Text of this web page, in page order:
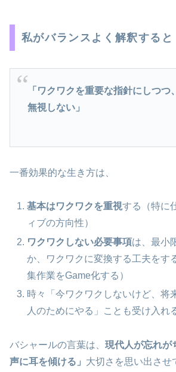
私がバランスよく解釈すると
「ワクワクを重要な指針にしつつ
無視しない」
一番効果的な生き方は、
基本はワクワクを重視する（特に
ィブの方向性）
ワクワクしない必要事項は、最小
か、ワクワクに変換する工夫をす
集作業をGame化する）
時々「今ワクワクしないけど、将
人のためにやる」ことも受け入れ
バシャールの言葉は、 現代人が忘れが
声に耳を傾ける」 大切さを思い出させ